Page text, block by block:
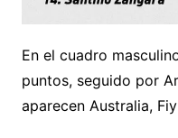
En el cuadro
puntos, seguido por
aparecen Australia,